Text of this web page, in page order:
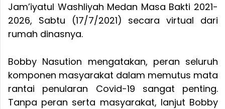
Jam’iyatul Washliyah Medan Masa Bakti 2021-
2026, Sabtu (17/7/2021) secara virtual dari
rumah dinasnya.
Bobby Nasution mengatakan, peran seluruh
komponen masyarakat dalam memutus mata
rantai penularan Covid-19 sangat penting.
Tanpa peran serta masyarakat, lanjut Bobby